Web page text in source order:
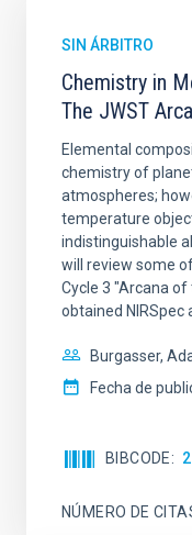
SIN ÁRBITRO
Chemistry in
The JWST
Elemental
chemistry of
atmospheres;
temperature
indistinguishable
will review some
Cycle 3 "Arcana
obtained NIRSpec
Burgasser,
Fecha de
BIBCODE
NÚMERO DE